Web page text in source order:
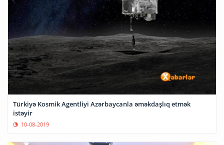
Türkiyə Kosmik Agentliyi Azərbaycanla əməkdaşlıq etmək
istəyir
10-08-2019